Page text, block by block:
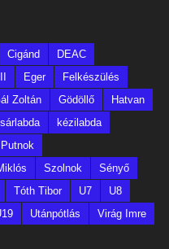
Cigánd
DEAC
Eger
Felkészülés
Zoltán Gödöllő
Hatvan
kézilabda
Putnok
Szolnok
Sényő
Tóth Tibor U7
U8
Utánpótlás
Virág Imre